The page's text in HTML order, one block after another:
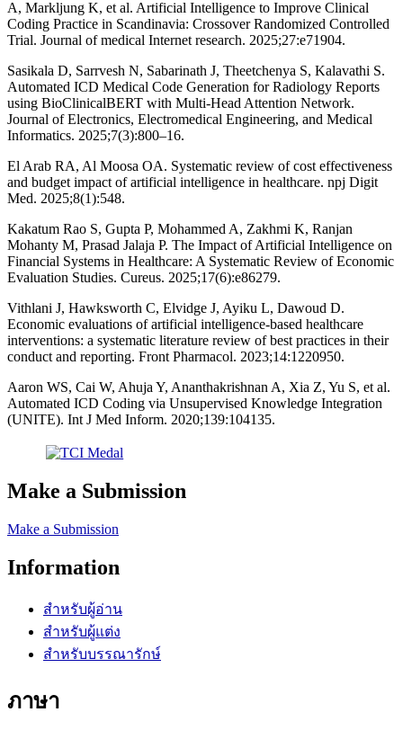
A, Markljung K, et al. Artificial Intelligence to Improve Clinical
Coding Practice in Scandinavia: Crossover Randomized Controlled
Trial. Journal of medical Internet research. 2025;27:e71904.
Sasikala D, Sarrvesh N, Sabarinath J, Theetchenya S, Kalavathi S.
Automated ICD Medical Code Generation for Radiology Reports
using BioClinicalBERT with Multi-Head Attention Network.
Journal of Electronics, Electromedical Engineering, and Medical
Informatics. 2025;7(3):800–16.
El Arab RA, Al Moosa OA. Systematic review of cost effectiveness
and budget impact of artificial intelligence in healthcare. npj Digit
Med. 2025;8(1):548.
Kakatum Rao S, Gupta P, Mohammed A, Zakhmi K, Ranjan
Mohanty M, Prasad Jalaja P. The Impact of Artificial Intelligence on
Financial Systems in Healthcare: A Systematic Review of Economic
Evaluation Studies. Cureus. 2025;17(6):e86279.
Vithlani J, Hawksworth C, Elvidge J, Ayiku L, Dawoud D.
Economic evaluations of artificial intelligence-based healthcare
interventions: a systematic literature review of best practices in their
conduct and reporting. Front Pharmacol. 2023;14:1220950.
Aaron WS, Cai W, Ahuja Y, Ananthakrishnan A, Xia Z, Yu S, et al.
Automated ICD Coding via Unsupervised Knowledge Integration
(UNITE). Int J Med Inform. 2020;139:104135.
Make a Submission
Make a Submission
Information
สำหรับผู้อ่าน
สำหรับผู้แต่ง
สำหรับบรรณารักษ์
ภาษา